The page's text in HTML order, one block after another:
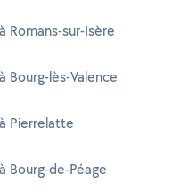
Romans-sur-Isère
Bourg-lès-Valence
Pierrelatte
Bourg-de-Péage